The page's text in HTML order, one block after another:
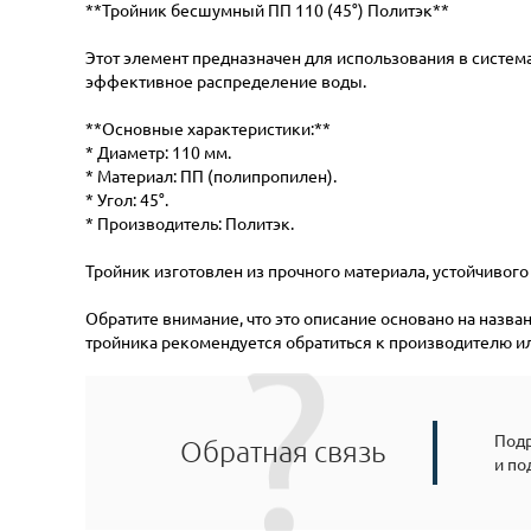
**Тройник бесшумный ПП 110 (45°) Политэк**
Этот элемент предназначен для использования в
эффективное распределение воды.
**Основные характеристики:**
* Диаметр: 110 мм.
* Материал: ПП (полипропилен).
* Угол: 45°.
* Производитель: Политэк.
Тройник изготовлен из прочного материала,
Обратите внимание, что это описание основано на
тройника рекомендуется обратиться к производителю
Обратная связь
и